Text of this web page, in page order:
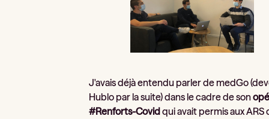
J'avais déjà entendu parler de medGo
Hublo par la suite) dans le cadre de son
#Renforts-Covid qui avait permis aux ARS